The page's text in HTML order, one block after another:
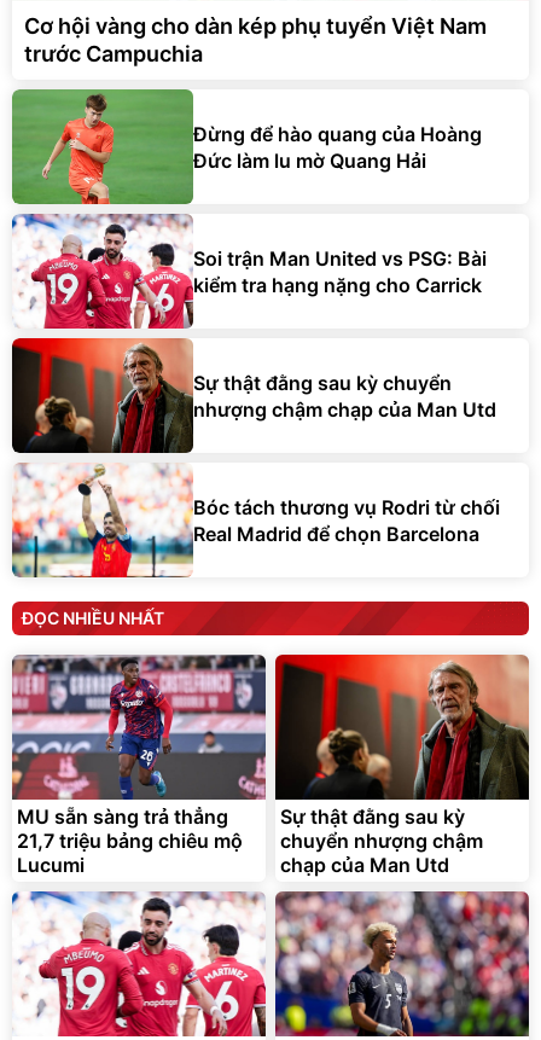
Cơ hội vàng cho dàn kép phụ tuyển Việt Nam
trước Campuchia
Đừng để hào quang của Hoàng
Đức làm lu mờ Quang Hải
Soi trận Man United vs PSG: Bài
kiểm tra hạng nặng cho Carrick
Sự thật đằng sau kỳ chuyển
nhượng chậm chạp của Man Utd
Bóc tách thương vụ Rodri từ chối
Real Madrid để chọn Barcelona
ĐỌC NHIỀU NHẤT
MU sẵn sàng trả thẳng
21,7 triệu bảng chiêu mộ
Lucumi
Sự thật đằng sau kỳ
chuyển nhượng chậm
chạp của Man Utd